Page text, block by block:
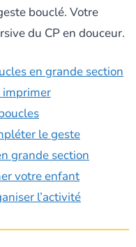
bouclé. Votre
du CP en douceur.
en grande section
imprimer
le geste
grande section
votre enfant
l’activité